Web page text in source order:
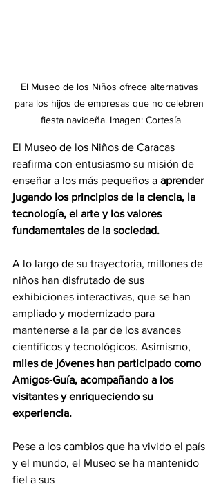
El Museo de los Niños ofrece alternativas
para los hijos de empresas que no celebren
fiesta navideña. Imagen: Cortesía
El Museo de los Niños de Caracas
reafirma con entusiasmo su misión de
enseñar a los más pequeños a aprender
jugando los principios de la ciencia, la
tecnología, el arte y los valores
fundamentales de la sociedad.
A lo largo de su trayectoria, millones de
niños han disfrutado de sus
exhibiciones interactivas, que se han
ampliado y modernizado para
mantenerse a la par de los avances
científicos y tecnológicos. Asimismo,
miles de jóvenes han participado como
Amigos-Guía, acompañando a los
visitantes y enriqueciendo su
experiencia.
Pese a los cambios que ha vivido el país
y el mundo, el Museo se ha mantenido
fiel a sus